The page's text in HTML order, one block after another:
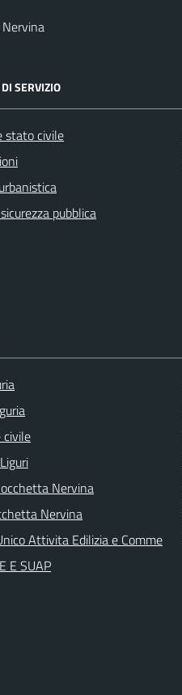
SERVIZIO
stato civile
pubblica
civile
Nervina
Nervina
Attivita Edilizia e Comme
E SUAP